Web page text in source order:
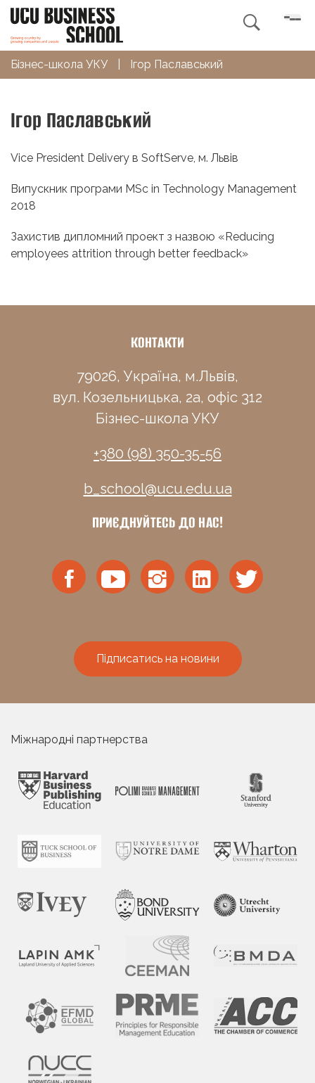

Бізнес-школа УКУ Ігор Паславський
Ігор Паславський
Vice President Delivery в SoftServe, м. Львів
Випускник програми MSc in Technology Management
2018
Захистив дипломний проект з назвою «Reducing
employees attrition through better feedback»
КОНТАКТИ
79026, Україна, м.Львів,
вул. Козельницька, 2а, офіс 312
Бізнес-школа УКУ
+380 (98) 350-35-56
b_school@ucu.edu.ua
ПРИЄДНУЙТЕСЬ ДО НАС!
Підписатись на новини
Міжнародні партнерства